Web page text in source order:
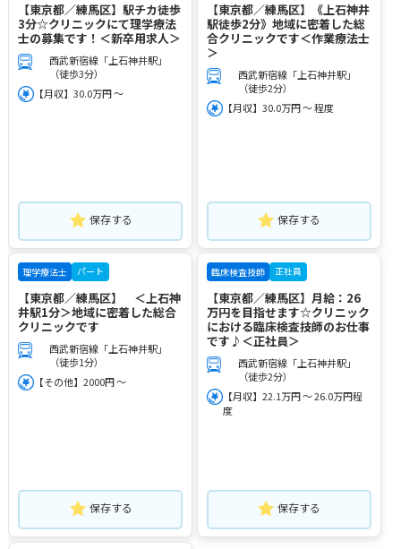
【東京都／練馬区】駅チカ徒歩
3分☆クリニックにて理学療法
士の募集です！＜新卒用求人＞
西武新宿線「上石神井駅」
（徒歩3分）
【月収】30.0万円 ～
保存する
【東京都／練馬区】《上石神井
駅徒歩2分》地域に密着した総
合クリニックです＜作業療法士
＞
西武新宿線「上石神井駅」
（徒歩2分）
【月収】30.0万円 ～ 程度
保存する
理学療法士 パート
【東京都／練馬区】 ＜上石神
井駅1分＞地域に密着した総合
クリニックです
西武新宿線「上石神井駅」
（徒歩1分）
【その他】2000円 ～
保存する
臨床検査技師 正社員
【東京都／練馬区】月給：26
万円を目指せます☆クリニック
における臨床検査技師のお仕事
です♪＜正社員＞
西武新宿線「上石神井駅」
（徒歩2分）
【月収】22.1万円 ～ 26.0万円程
度
保存する